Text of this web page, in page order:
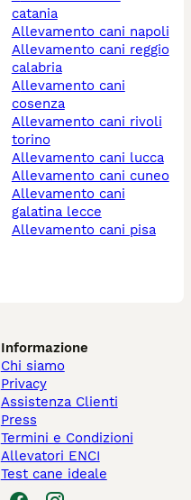
catania
allevamento cani napoli
allevamento cani reggio
calabria
allevamento cani
cosenza
allevamento cani rivoli
torino
allevamento cani lucca
allevamento cani cuneo
allevamento cani
galatina lecce
allevamento cani pisa
Informazione
Chi siamo
Privacy
Assistenza Clienti
Press
Termini e Condizioni
Allevatori ENCI
Test cane ideale